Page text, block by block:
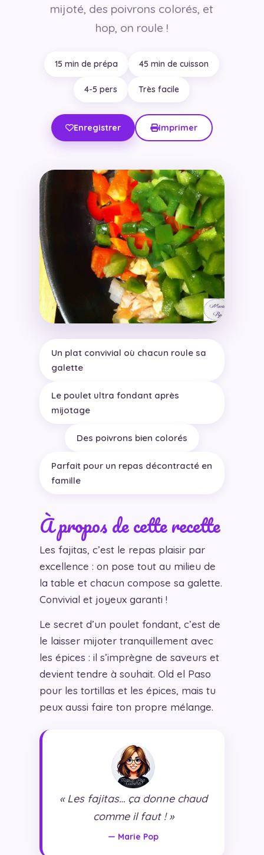
mijoté, des poivrons colorés, et
hop, on roule !
15 min de prépa 45 min de cuisson
4-5 pers Très facile
Enregistrer Imprimer
Un plat convivial où chacun roule sa
galette
Le poulet ultra fondant après
mijotage
Des poivrons bien colorés
Parfait pour un repas décontracté en
famille
À propos de cette recette
Les fajitas, c’est le repas plaisir par
excellence : on pose tout au milieu de
la table et chacun compose sa galette.
Convivial et joyeux garanti !
Le secret d’un poulet fondant, c’est de
le laisser mijoter tranquillement avec
les épices : il s’imprègne de saveurs et
devient tendre à souhait. Old el Paso
pour les tortillas et les épices, mais tu
peux aussi faire ton propre mélange.
« Les fajitas… ça donne chaud
comme il faut ! »
— Marie Pop